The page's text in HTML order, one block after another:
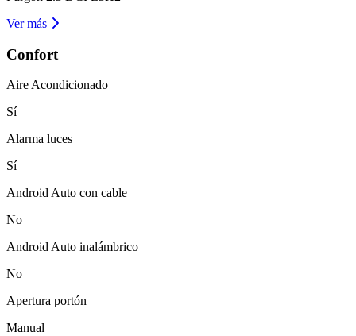
Ver más
Confort
Aire Acondicionado
Sí
Alarma luces
Sí
Android Auto con cable
No
Android Auto inalámbrico
No
Apertura portón
Manual